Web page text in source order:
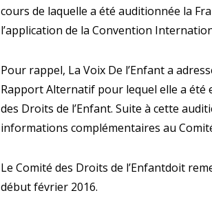
cours de laquelle a été auditionnée la
l’application de la Convention
Pour rappel, La Voix De l’Enfant a
Rapport Alternatif pour lequel elle a été
des Droits de l’Enfant. Suite à cette
informations complémentaires au
Le Comité des Droits de l’Enfantdoit
début février 2016.